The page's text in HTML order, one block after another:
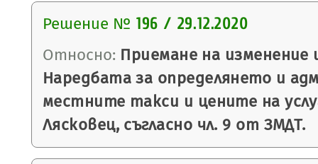
Решение № 196 / 29.12.2020
Относно: Приемане на изменение
Наредбата за определянето и
местните такси и цените на
Лясковец, съгласно чл. 9 от ЗМДТ.